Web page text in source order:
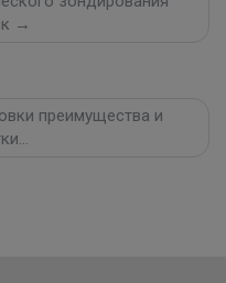
→
преимущества и